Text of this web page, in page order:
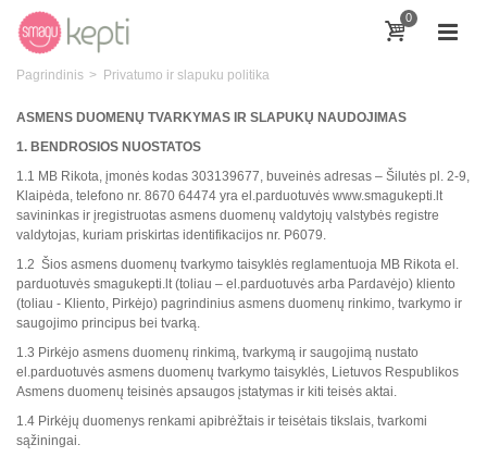
0
Pagrindinis > Privatumo ir slapuku politika
ASMENS DUOMENŲ TVARKYMAS IR SLAPUKŲ NAUDOJIMAS
1. BENDROSIOS NUOSTATOS
1.1 MB Rikota, įmonės kodas 303139677, buveinės adresas – Šilutės pl. 2-9,
Klaipėda, telefono nr. 8670 64474 yra el.parduotuvės www.smagukepti.lt
savininkas ir įregistruotas asmens duomenų valdytojų valstybės registre
valdytojas, kuriam priskirtas identifikacijos nr. P6079.
1.2 Šios asmens duomenų tvarkymo taisyklės reglamentuoja MB Rikota el.
parduotuvės smagukepti.lt (toliau – el.parduotuvės arba Pardavėjo) kliento
(toliau - Kliento, Pirkėjo) pagrindinius asmens duomenų rinkimo, tvarkymo ir
saugojimo principus bei tvarką.
1.3 Pirkėjo asmens duomenų rinkimą, tvarkymą ir saugojimą nustato
el.parduotuvės asmens duomenų tvarkymo taisyklės, Lietuvos Respublikos
Asmens duomenų teisinės apsaugos įstatymas ir kiti teisės aktai.
1.4 Pirkėjų duomenys renkami apibrėžtais ir teisėtais tikslais, tvarkomi
sąžiningai.